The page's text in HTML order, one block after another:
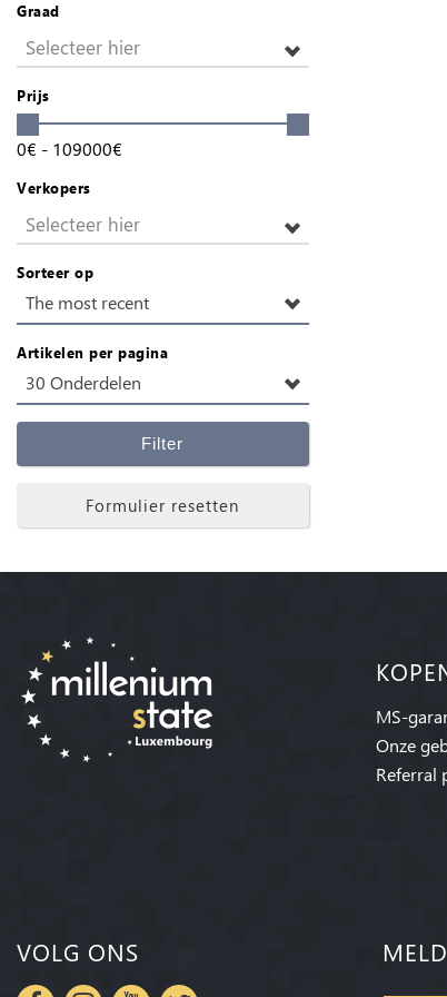
Graad
Selecteer hier
Prijs
0€ - 109000€
Verkopers
Selecteer hier
Sorteer op
The most recent
Artikelen per pagina
30 Onderdelen
Filter
Formulier resetten
MS-
Onze
Referral
VOLG ONS